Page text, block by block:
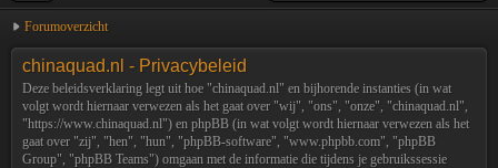
Forumoverzicht
chinaquad.nl - Privacybeleid
Deze beleidsverklaring legt uit hoe "chinaquad.nl" en bijhorende instanties (in wat
volgt wordt hiernaar verwezen als het gaat over "wij", "ons", "onze", "chinaquad.nl",
"https://www.chinaquad.nl") en phpBB (in wat volgt wordt hiernaar verwezen als het
gaat over "zij", "hen", "hun", "phpBB-software", "www.phpbb.com", "phpBB
Group", "phpBB Teams") omgaan met de informatie die tijdens je gebruikssessie